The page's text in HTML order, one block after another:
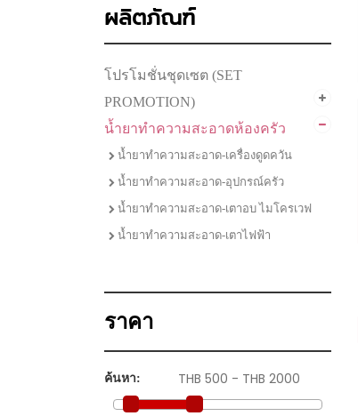
ผลิตภัณฑ์
โปรโมชั่นชุดเซต (SET
PROMOTION)
ไมโครเวฟ
ชุดเซตเตาแก๊สพร้อมเครื่องดูดควัน
ชุดเซตเตาไฟฟ้าพร้อมเครื่องดูดควัน
ชุดเซตเตาแก๊ส เครื่่องดูดควัน และซิงค์ล้าง
จาน
น้ำยาทำความสะอาดห้องครัว
น้ำยาทำความสะอาด-เครื่องดูดควัน
น้ำยาทำความสะอาด-อุปกรณ์ครัว
น้ำยาทำความสะอาด-เตาอบ ไมโครเวฟ
น้ำยาทำความสะอาด-เตาไฟฟ้า
ราคา
ค้นหา: